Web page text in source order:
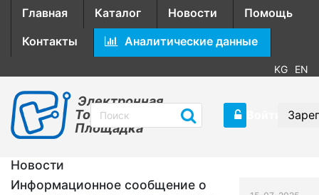
Главная Каталог Новости
Помощь
Контакты
Аналитические данные
KG EN
Электронная
Торговая
Площадка
Новости
Информационное сообщение о